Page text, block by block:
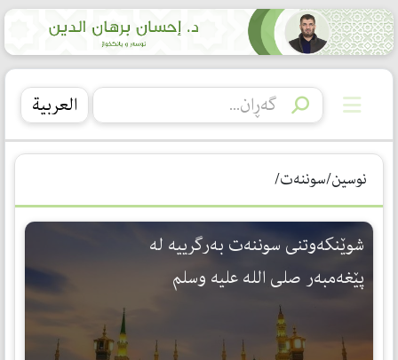
العربیة
نوسین/سوننەت/
شوێنكەوتنی سوننەت بەرگرییە لە
پێغەمبەر صلی الله علیه وسلم